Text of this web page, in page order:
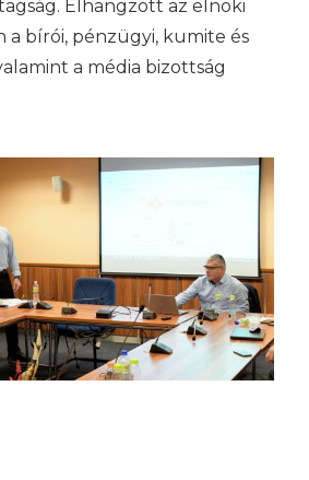
Elhangzott az elnöki
a bírói, pénzügyi, kumite és
a média bizottság